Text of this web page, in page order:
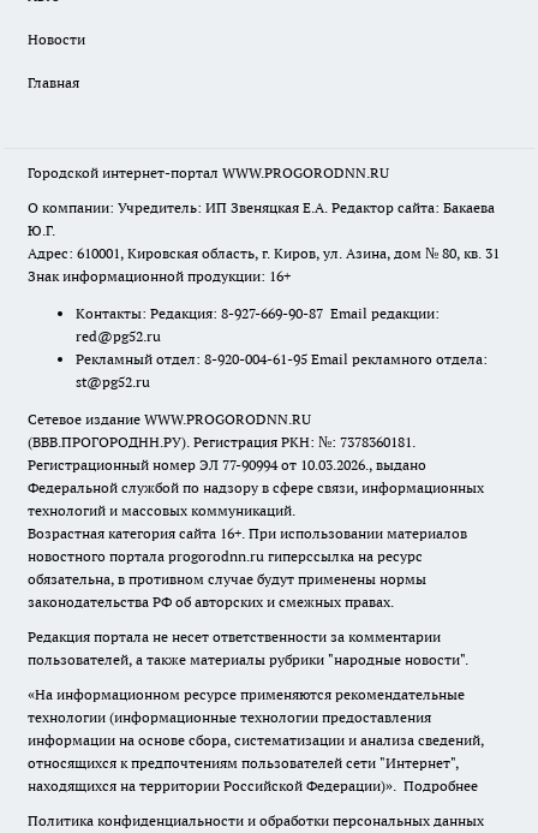
Новости
Главная
Городской интернет-портал WWW.PROGORODNN.RU
О компании: Учредитель: ИП Звеняцкая Е.А. Редактор сайта: Бакаева
Ю.Г.
Адрес: 610001, Кировская область, г. Киров, ул. Азина, дом № 80, кв. 31
Знак информационной продукции: 16+
Контакты: Редакция: 8-927-669-90-87 Email редакции:
red@pg52.ru
Рекламный отдел: 8-920-004-61-95 Email рекламного отдела:
st@pg52.ru
Сетевое издание WWW.PROGORODNN.RU
(ВВВ.ПРОГОРОДНН.РУ). Регистрация РКН: №: 7378360181.
Регистрационный номер ЭЛ 77-90994 от 10.03.2026., выдано
Федеральной службой по надзору в сфере связи, информационных
технологий и массовых коммуникаций.
Возрастная категория сайта 16+. При использовании материалов
новостного портала progorodnn.ru гиперссылка на ресурс
обязательна, в противном случае будут применены нормы
законодательства РФ об авторских и смежных правах.
Редакция портала не несет ответственности за комментарии
пользователей, а также материалы рубрики "народные новости".
«На информационном ресурсе применяются рекомендательные
технологии (информационные технологии предоставления
информации на основе сбора, систематизации и анализа сведений,
относящихся к предпочтениям пользователей сети "Интернет",
находящихся на территории Российской Федерации)». Подробнее
Политика конфиденциальности и обработки персональных данных